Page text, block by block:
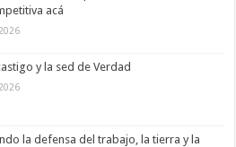
acá
y la sed de Verdad
la defensa del trabajo, la tierra y la